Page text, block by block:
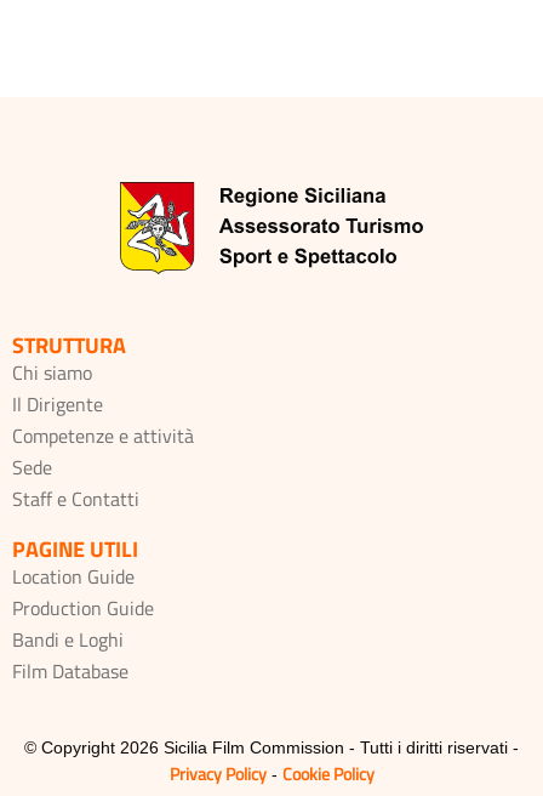
STRUTTURA
Chi siamo
Il Dirigente
Competenze e attività
Sede
Staff e Contatti
PAGINE UTILI
Location Guide
Production Guide
Bandi e Loghi
Film Database
© Copyright 2026 Sicilia Film Commission - Tutti i diritti riservati -
Privacy Policy- Cookie Policy